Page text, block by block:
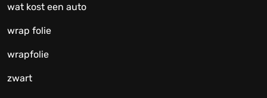
wat kost een auto
wrap folie
wrapfolie
zwart